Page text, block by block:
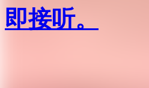
即接听。